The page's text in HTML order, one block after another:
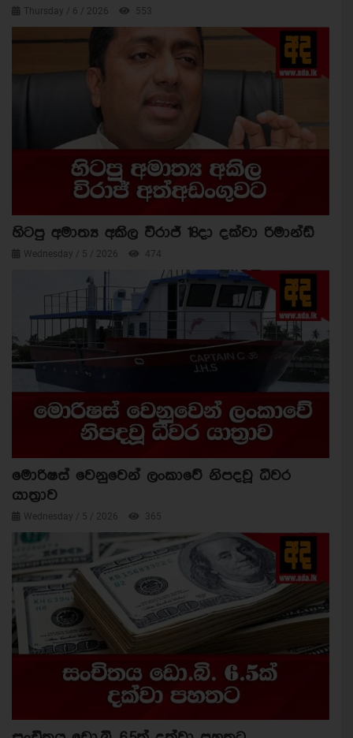
Thursday / 6 / 2026 553
හිටපු අමාත්‍ය අකිල විරාජ් 18දා දක්වා රිමාන්ඩ්
Wednesday / 5 / 2026 474
මොරිෂස් වෙනුවෙන් ලංකාවේ නිපදවූ ධීවර
යාත්‍රාව
Wednesday / 5 / 2026 365